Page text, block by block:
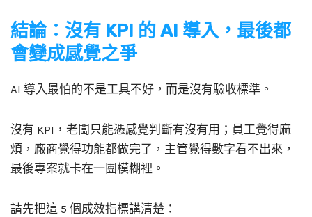
結論：沒有 KPI 的 AI 導入，最後都
會變成感覺之爭
AI 導入最怕的不是工具不好，而是沒有驗收標準。
沒有 KPI，老闆只能憑感覺判斷有沒有用；員工覺得麻
煩，廠商覺得功能都做完了，主管覺得數字看不出來，
最後專案就卡在一團模糊裡。
請先把這 5 個成效指標講清楚：